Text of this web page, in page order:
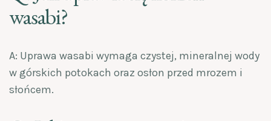
wasabi?
A: Uprawa wasabi wymaga czystej, mineralnej wody
w górskich potokach oraz osłon przed mrozem i
słońcem.